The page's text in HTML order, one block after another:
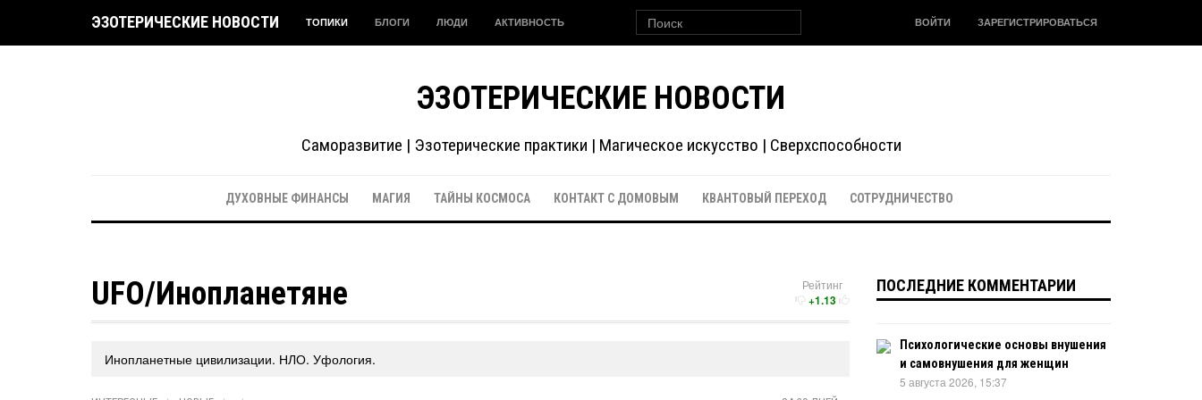
ЭЗОТЕРИЧЕСКИЕ НОВОСТИ ТОПИКИ БЛОГИ ЛЮДИ АКТИВНОСТЬ ВОЙТИ ЗАРЕГИСТРИРОВАТЬСЯ
ЭЗОТЕРИЧЕСКИЕ НОВОСТИ
Саморазвитие | Эзотерические практики | Магическое искусство | Сверхспособности
ДУХОВНЫЕ ФИНАНСЫ МАГИЯ ТАЙНЫ КОСМОСА КОНТАКТ С ДОМОВЫМ КВАНТОВЫЙ ПЕРЕХОД СОТРУДНИЧЕСТВО
Рейтинг
+1.13
UFO/Инопланетяне
Инопланетные цивилизации. НЛО. Уфология.
ПОСЛЕДНИЕ КОММЕНТАРИИ
Психологические основы внушения
и самовнушения для женщин
5 августа 2026, 15:37